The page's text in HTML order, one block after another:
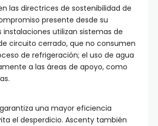
las directrices de sostenibilidad de
presente desde su
instalaciones utilizan sistemas de
circuito cerrado, que no consumen
de refrigeración; el uso de agua
a las áreas de apoyo, como
una mayor eficiencia
el desperdicio. Ascenty también